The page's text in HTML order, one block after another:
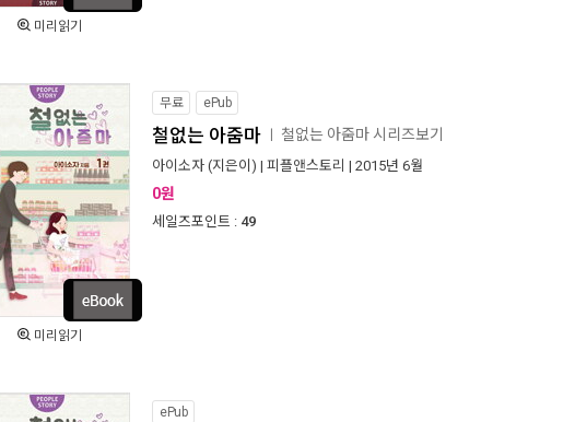
미리읽기
미리읽기
무료 ePub
철없는 아줌마 철없는 아줌마 시리즈보기
아이소자 (지은이) | 피플앤스토리 | 2015년 6월
0원
세일즈포인트 : 49
ePub